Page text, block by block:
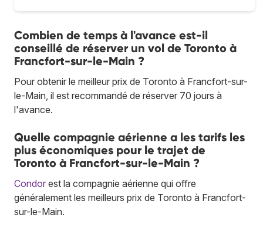
Combien de temps à l'avance est-il
conseillé de réserver un vol de Toronto à
Francfort-sur-le-Main ?
Pour obtenir le meilleur prix de Toronto à Francfort-sur-
le-Main, il est recommandé de réserver 70 jours à
l'avance.
Quelle compagnie aérienne a les tarifs les
plus économiques pour le trajet de
Toronto à Francfort-sur-le-Main ?
Condor est la compagnie aérienne qui offre
généralement les meilleurs prix de Toronto à Francfort-
sur-le-Main.